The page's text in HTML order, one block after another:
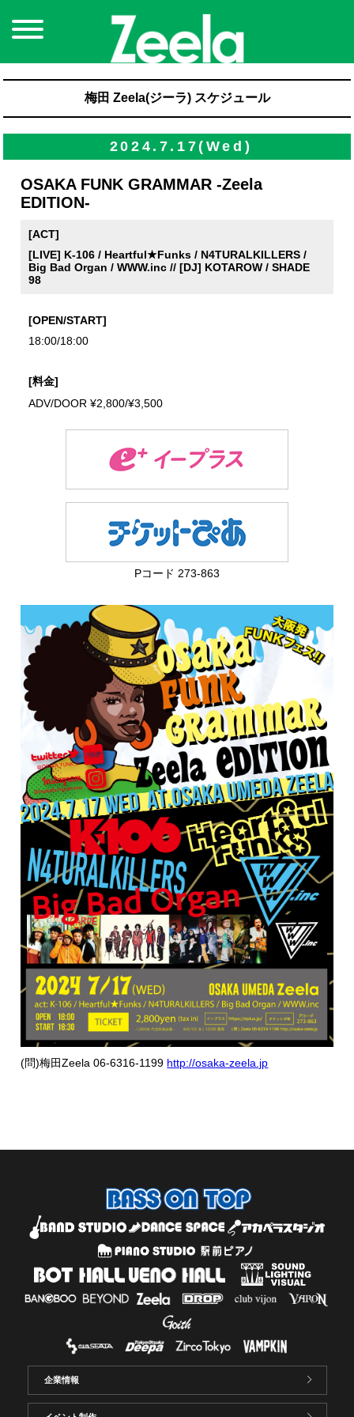
梅田 Zeela(ジーラ) スケジュール
2024.7.17(Wed)
OSAKA FUNK GRAMMAR -Zeela
EDITION-
[ACT]
[LIVE] K-106 / Heartful★Funks / N4TURALKILLERS /
Big Bad Organ / WWW.inc // [DJ] KOTAROW / SHADE
98
[OPEN/START]
18:00/18:00
[料金]
ADV/DOOR ¥2,800/¥3,500
Pコード 273-863
(問)梅田Zeela 06-6316-1199 http://osaka-zeela.jp
企業情報